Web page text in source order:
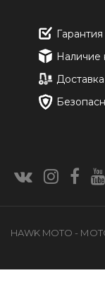
Наличие
Доставка
HAWK MOTO -